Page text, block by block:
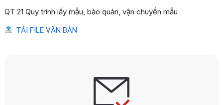
QT 21 Quy trình lấy mẫu, bảo quản, vận chuyển mẫu
TẢI FILE VĂN BẢN